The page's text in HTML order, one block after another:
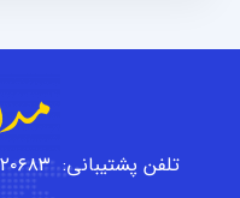
تلفن پشتیبانی: ۲۰۲۰۶۸۳ – ۰۹۳۹ | ۵۶۴۲۱۳۷۸ – ۰۲۱